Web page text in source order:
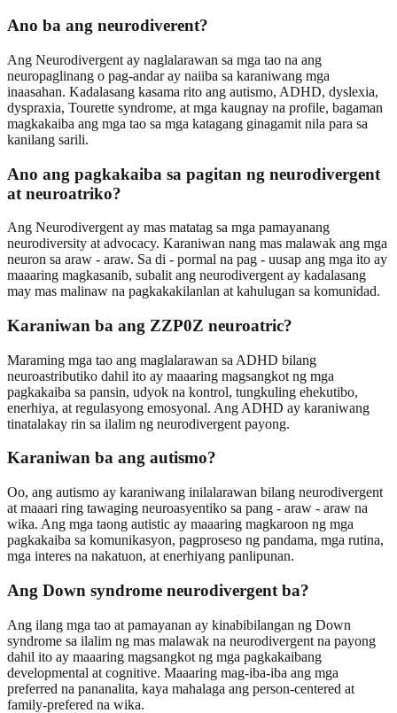
Ano ba ang neurodiverent?
Ang Neurodivergent ay naglalarawan sa mga tao na ang
neuropaglinang o pag-andar ay naiiba sa karaniwang mga
inaasahan. Kadalasang kasama rito ang autismo, ADHD, dyslexia,
dyspraxia, Tourette syndrome, at mga kaugnay na profile, bagaman
magkakaiba ang mga tao sa mga katagang ginagamit nila para sa
kanilang sarili.
Ano ang pagkakaiba sa pagitan ng neurodivergent
at neuroatriko?
Ang Neurodivergent ay mas matatag sa mga pamayanang
neurodiversity at advocacy. Karaniwan nang mas malawak ang mga
neuron sa araw - araw. Sa di - pormal na pag - uusap ang mga ito ay
maaaring magkasanib, subalit ang neurodivergent ay kadalasang
may mas malinaw na pagkakakilanlan at kahulugan sa komunidad.
Karaniwan ba ang ZZP0Z neuroatric?
Maraming mga tao ang maglalarawan sa ADHD bilang
neuroastributiko dahil ito ay maaaring magsangkot ng mga
pagkakaiba sa pansin, udyok na kontrol, tungkuling ehekutibo,
enerhiya, at regulasyong emosyonal. Ang ADHD ay karaniwang
tinatalakay rin sa ilalim ng neurodivergent payong.
Karaniwan ba ang autismo?
Oo, ang autismo ay karaniwang inilalarawan bilang neurodivergent
at maaari ring tawaging neuroasyentiko sa pang - araw - araw na
wika. Ang mga taong autistic ay maaaring magkaroon ng mga
pagkakaiba sa komunikasyon, pagproseso ng pandama, mga rutina,
mga interes na nakatuon, at enerhiyang panlipunan.
Ang Down syndrome neurodivergent ba?
Ang ilang mga tao at pamayanan ay kinabibilangan ng Down
syndrome sa ilalim ng mas malawak na neurodivergent na payong
dahil ito ay maaaring magsangkot ng mga pagkakaibang
developmental at cognitive. Maaaring mag-iba-iba ang mga
preferred na pananalita, kaya mahalaga ang person-centered at
family-prefered na wika.